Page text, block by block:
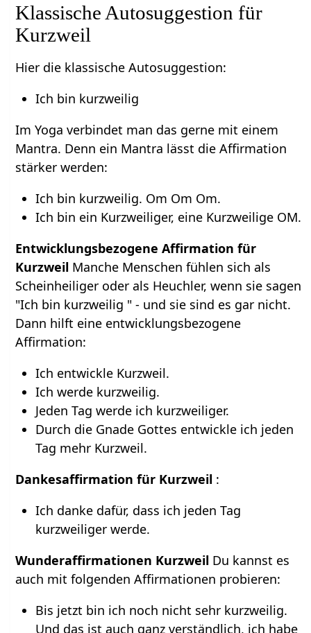
Klassische Autosuggestion für
Kurzweil
Hier die klassische Autosuggestion:
Ich bin kurzweilig
Im Yoga verbindet man das gerne mit einem
Mantra. Denn ein Mantra lässt die Affirmation
stärker werden:
Ich bin kurzweilig. Om Om Om.
Ich bin ein Kurzweiliger, eine Kurzweilige OM.
Entwicklungsbezogene Affirmation für
Kurzweil Manche Menschen fühlen sich als
Scheinheiliger oder als Heuchler, wenn sie sagen
"Ich bin kurzweilig " - und sie sind es gar nicht.
Dann hilft eine entwicklungsbezogene
Affirmation:
Ich entwickle Kurzweil.
Ich werde kurzweilig.
Jeden Tag werde ich kurzweiliger.
Durch die Gnade Gottes entwickle ich jeden
Tag mehr Kurzweil.
Dankesaffirmation für Kurzweil :
Ich danke dafür, dass ich jeden Tag
kurzweiliger werde.
Wunderaffirmationen Kurzweil Du kannst es
auch mit folgenden Affirmationen probieren:
Bis jetzt bin ich noch nicht sehr kurzweilig.
Und das ist auch ganz verständlich, ich habe